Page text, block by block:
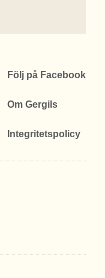
Följ på Facebook
Om Gergils
Integritetspolicy